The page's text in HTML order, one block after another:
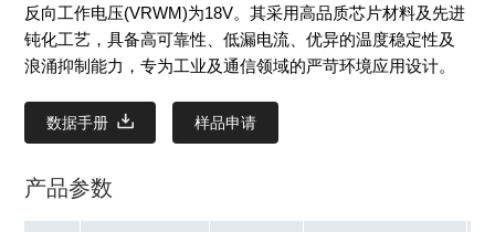
反向工作电压(VRWM)为18V。其采用高品质芯片材料及先进
钝化工艺，具备高可靠性、低漏电流、优异的温度稳定性及
浪涌抑制能力，专为工业及通信领域的严苛环境应用设计。
数据手册 样品申请
产品参数